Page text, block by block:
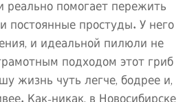
помогает пережить
постоянные простуды. У него
и идеальной пилюли не
подходом этот гриб
жизнь чуть легче, бодрее и,